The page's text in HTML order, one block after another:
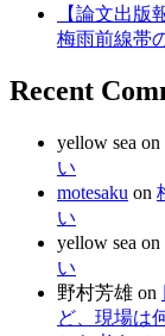
【論文出版
梅雨前線帯
Recent
yellow sea on
い
motesaku on
い
yellow sea on
い
野村芳雄 on
ど、現場は